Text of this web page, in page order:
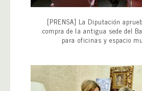
[PRENSA] La Diputación
compra de la antigua sede del
para oficinas y espacio